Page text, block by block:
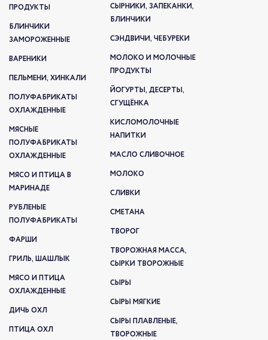
ПРОДУКТЫ
БЛИНЧИКИ
ЗАМОРОЖЕННЫЕ
ВАРЕНИКИ
ПЕЛЬМЕНИ, ХИНКАЛИ
ПОЛУФАБРИКАТЫ
ОХЛАЖДЕННЫЕ
МЯСНЫЕ
ПОЛУФАБРИКАТЫ
ОХЛАЖДЕННЫЕ
МЯСО И ПТИЦА В
МАРИНАДЕ
РУБЛЕНЫЕ
ПОЛУФАБРИКАТЫ
ФАРШИ
ГРИЛЬ, ШАШЛЫК
МЯСО И ПТИЦА
ОХЛАЖДЕННЫЕ
ДИЧЬ ОХЛ
ПТИЦА ОХЛ
СЫРНИКИ, ЗАПЕКАНКИ,
БЛИНЧИКИ
СЭНДВИЧИ, ЧЕБУРЕКИ
МОЛОКО И МОЛОЧНЫЕ
ПРОДУКТЫ
ЙОГУРТЫ, ДЕСЕРТЫ,
СГУЩЁНКА
КИСЛОМОЛОЧНЫЕ
НАПИТКИ
МАСЛО СЛИВОЧНОЕ
МОЛОКО
СЛИВКИ
СМЕТАНА
ТВОРОГ
ТВОРОЖНАЯ МАССА,
СЫРКИ ТВОРОЖНЫЕ
СЫРЫ
СЫРЫ МЯГКИЕ
СЫРЫ ПЛАВЛЕНЫЕ,
ТВОРОЖНЫЕ